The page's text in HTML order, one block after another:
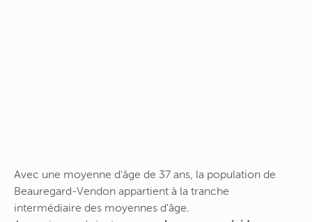
Avec une moyenne d'âge de 37 ans, la population de
Beauregard-Vendon appartient à la tranche
intermédiaire des moyennes d'âge.